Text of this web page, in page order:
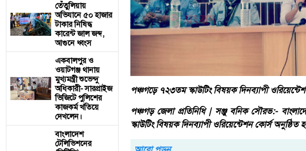
তেঁতুলিয়ায়
অভিযানে ৫০ হাজার
টাকার নিষিদ্ধ
কারেন্ট জাল জব্দ,
আগুনে ধ্বংস
একবালপুর ও
ওয়াটগঞ্জ থানায়
মুখ্যমন্ত্রী শুভেন্দু
অধিকারী- সারপ্রাইজ
ভিজিটে পুলিশের
কাজকর্ম খতিয়ে
দেখলেন।
বাংলাদেশ
টেলিভিশনের
পঞ্চগড়ে ৭২৩তম স্কাউটিং বিষয়ক দিনব্যাপী
পঞ্চগড় জেলা প্রতিনিধি | সঞ্জু বনিক সৌরভ:-
স্কাউটিং বিষয়ক দিনব্যাপী ওরিয়েন্টেশন কোর্স অনুষ্ঠিত